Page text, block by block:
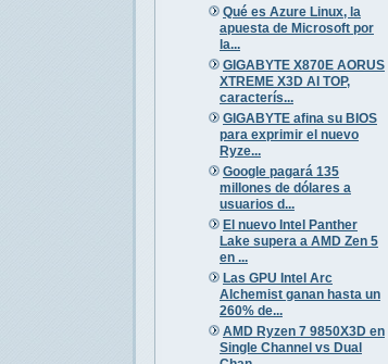
Qué es Azure Linux, la
apuesta de Microsoft por
la...
GIGABYTE X870E AORUS
XTREME X3D AI TOP,
caracterís...
GIGABYTE afina su BIOS
para exprimir el nuevo
Ryze...
Google pagará 135
millones de dólares a
usuarios d...
El nuevo Intel Panther
Lake supera a AMD Zen 5
en ...
Las GPU Intel Arc
Alchemist ganan hasta un
260% de...
AMD Ryzen 7 9850X3D en
Single Channel vs Dual